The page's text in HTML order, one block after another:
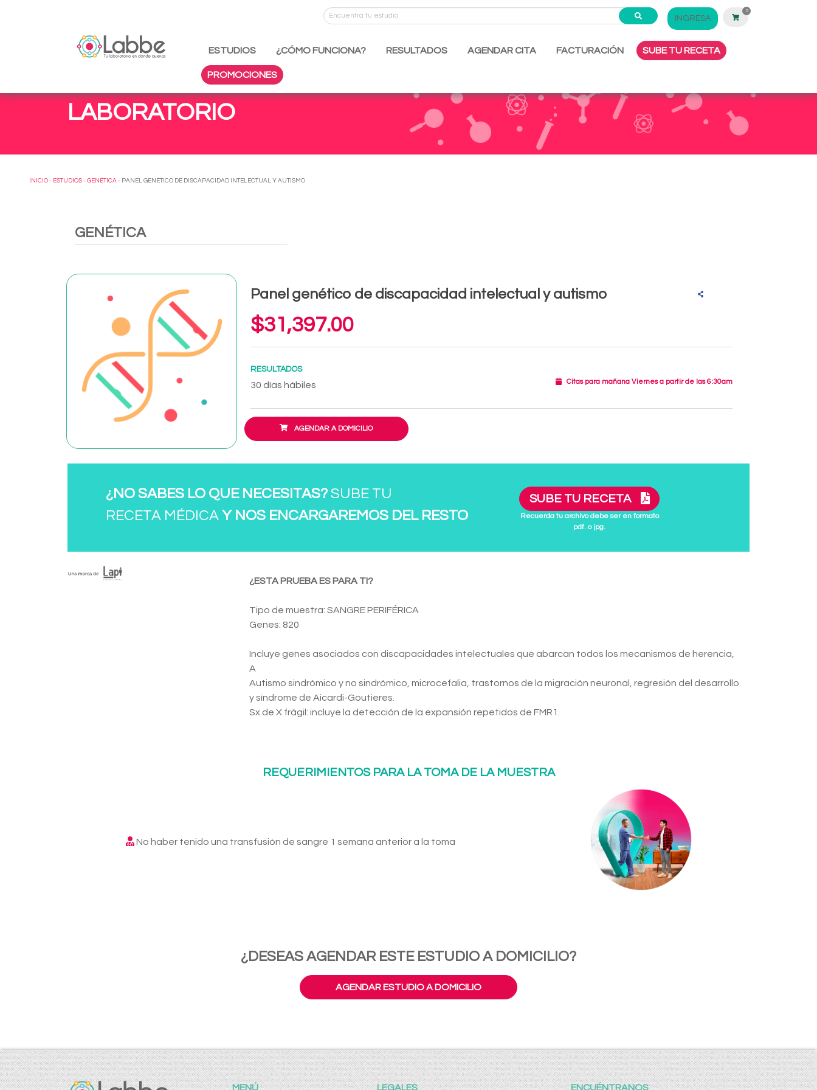
INGRESA
0
ESTUDIOS ¿CÓMO FUNCIONA? RESULTADOS AGENDAR CITA FACTURACIÓN SUBE TU RECETA
PROMOCIONES
LABORATORIO
INICIO - ESTUDIOS - GENÉTICA - PANEL GENÉTICO DE DISCAPACIDAD INTELECTUAL Y AUTISMO
GENÉTICA
Panel genético de discapacidad intelectual y autismo
$31,397.00
RESULTADOS
30 días hábiles Citas para mañana Viernes a partir de las 6:30am
AGENDAR A DOMICILIO
¿NO SABES LO QUE NECESITAS? SUBE TU
RECETA MÉDICA Y NOS ENCARGAREMOS DEL RESTO
SUBE TU RECETA
Recuerda tu archivo debe ser en formato
pdf. o jpg.
¿ESTA PRUEBA ES PARA TI?
Tipo de muestra: SANGRE PERIFÉRICA
Genes: 820
Incluye genes asociados con discapacidades intelectuales que abarcan todos los mecanismos de herencia,
A
Autismo sindrómico y no sindrómico, microcefalia, trastornos de la migración neuronal, regresión del desarrollo
y síndrome de Aicardi-Goutieres.
Sx de X frágil: incluye la detección de la expansión repetidos de FMR1.
REQUERIMIENTOS PARA LA TOMA DE LA MUESTRA
No haber tenido una transfusión de sangre 1 semana anterior a la toma
¿DESEAS AGENDAR ESTE ESTUDIO A DOMICILIO?
AGENDAR ESTUDIO A DOMICILIO
MENÚ LEGALES ENCUÉNTRANOS